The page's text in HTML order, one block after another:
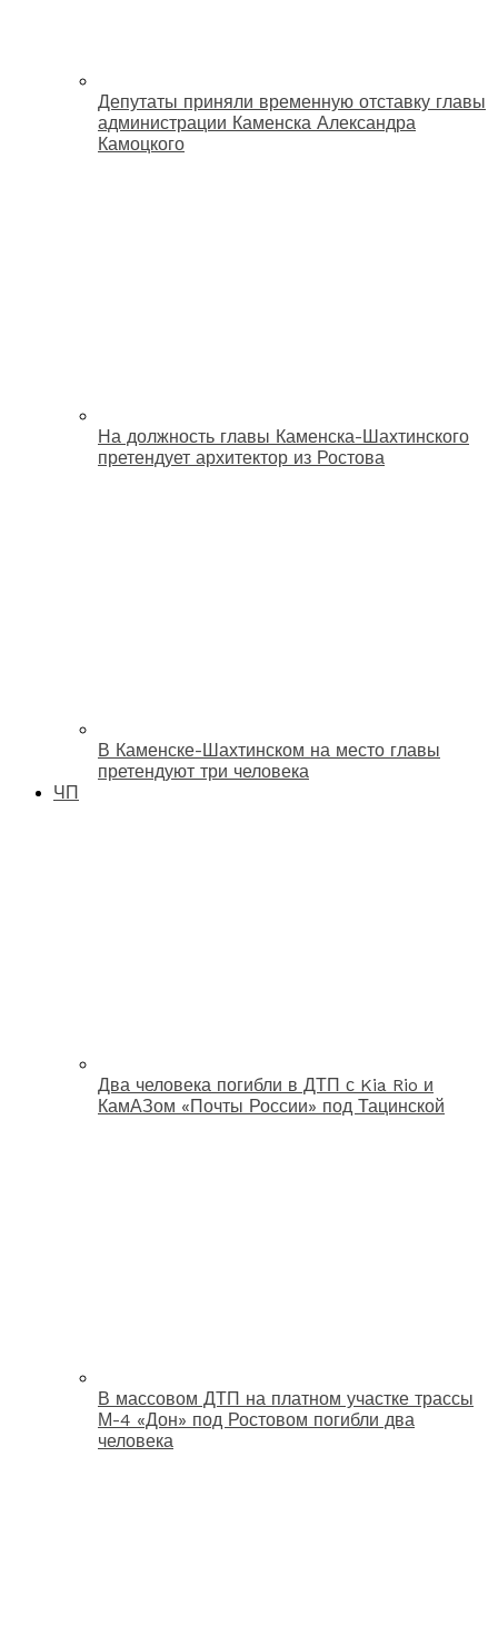
Депутаты приняли временную отставку главы
администрации Каменска Александра
Камоцкого
На должность главы Каменска-Шахтинского
претендует архитектор из Ростова
В Каменске-Шахтинском на место главы
претендуют три человека
ЧП
Два человека погибли в ДТП с Kia Rio и
КамАЗом «Почты России» под Тацинской
В массовом ДТП на платном участке трассы
М-4 «Дон» под Ростовом погибли два
человека